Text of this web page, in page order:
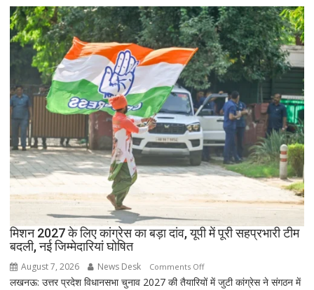
हाई
अलर्ट
को
बड़ा
झटका,
प्रदेश
अध्यक्ष
डॉ.
रामाशीष
राय
ने
RLD
से
दिया
इस्तीफा
मिशन 2027 के लिए कांग्रेस का बड़ा दांव, यूपी में पूरी सहप्रभारी टीम
बदली, नई जिम्मेदारियां घोषित
August 7, 2026 News Desk Comments Offon
मिशन
लखनऊ: उत्तर प्रदेश विधानसभा चुनाव 2027 की तैयारियों में जुटी कांग्रेस ने संगठन में